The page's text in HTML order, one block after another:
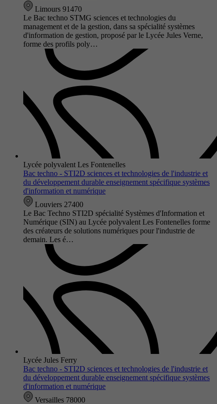
Limours 91470
Le Bac techno STMG sciences et technologies du
management et de la gestion, dans sa spécialité systèmes
d'information de gestion, proposé par le Lycée Jules Verne,
forme des profils poly…
Lycée polyvalent Les Fontenelles
Bac techno - STI2D sciences et technologies de l'industrie et
du développement durable enseignement spécifique systèmes
d'information et numérique
Louviers 27400
Le Bac Techno STI2D spécialité Systèmes d'Information et
Numérique (SIN) au Lycée polyvalent Les Fontenelles forme
des créateurs de solutions numériques pour l'industrie de
demain. Les é…
Lycée Jules Ferry
Bac techno - STI2D sciences et technologies de l'industrie et
du développement durable enseignement spécifique systèmes
d'information et numérique
Versailles 78000